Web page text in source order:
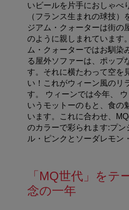
いビールを片手におしゃべ
（フランス生まれの球技）
ジアム・クォーターは街の
のように親しまれています
ム・クォーターではお馴染
る屋外ソファーは、ポップ
す。それに横たわって空を
い！これがウィーン風のリ
す。
ウィーンでは今年、
いうモットーのもと、食の
います。これに合わせ、
MQ
のカラーで彩られます:プン
ル・ピンクとソーダレモン
「 MQ世代」をテ
念の一年